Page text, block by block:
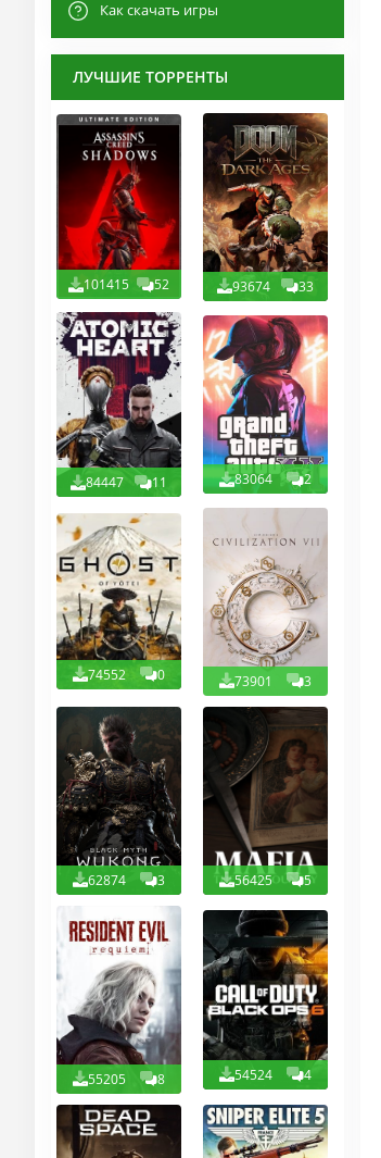
Как скачать игры
ЛУЧШИЕ ТОРРЕНТЫ
101415 52 93674 33
84447 11 83064 2
74552 0 73901 3
62874 3 56425 5
55205 8 54524 4